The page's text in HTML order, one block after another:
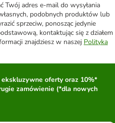
adres e-mail do wysyłania
podobnych produktów lub
sprzeciw, ponosząc jedynie
kontaktując się z działem
znajdziesz w naszej Polityka
oferty oraz 10%*
zamówienie (*dla nowych